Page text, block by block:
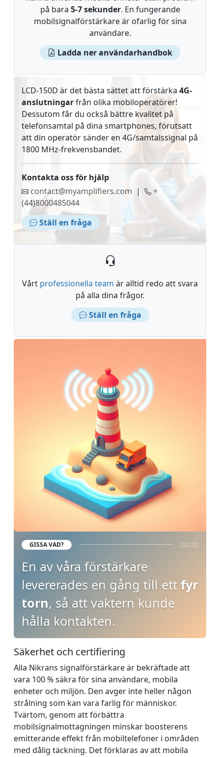
på bara 5-7 sekunder. En fungerande
mobilsignalförstärkare är ofarlig för sina
användare.
Ladda ner användarhandbok
LCD-150D är det bästa sättet att förstärka 4G-
anslutningarfrån olika mobiloperatörer!
Dessutom får du också bättre kvalitet på
telefonsamtal på dina smartphones, förutsatt
att din operatör sänder en 4G/samtalssignal på
1800 MHz-frekvensbandet.
Kontakta oss för hjälp
contact@myamplifiers.com |
+
(44)8000485044
Ställ en fråga
Vårt professionella team är alltid redo att svara
på alla dina frågor.
Ställ en fråga
GISSA VAD? 20/20
En av våra förstärkare
levererades en gång till ett fyr
torn, så att vaktern kunde
hålla kontakten.
Säkerhet och certifiering
Alla Nikrans signalförstärkare är bekräftade att
vara 100 % säkra för sina användare, mobila
enheter och miljön. Den avger inte heller någon
strålning som kan vara farlig för människor.
Tvärtom, genom att förbättra
mobilsignalmottagningen minskar boosterens
emitterande effekt från mobiltelefoner i områden
med dålig täckning. Det förklaras av att mobila